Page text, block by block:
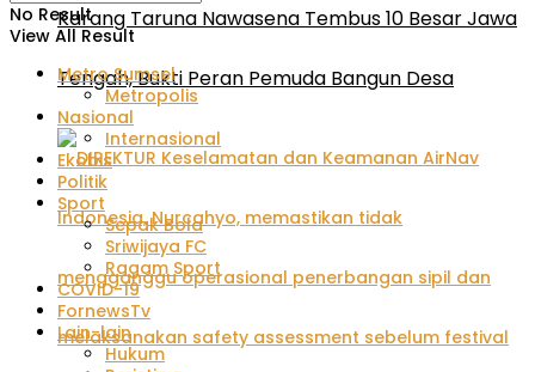
Karang Taruna Nawasena Tembus 10 Besar Jawa
Tengah, Bukti Peran Pemuda Bangun Desa
No Result
View All Result
Metro Sumsel
Metropolis
Nasional
Internasional
Ekobis
Politik
Sport
Sepak Bola
Sriwijaya FC
Ragam Sport
COVID-19
FornewsTv
Lain-lain
Hukum